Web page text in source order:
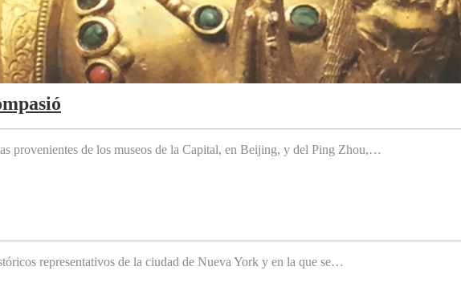
provenientes de los museos de la Capital, en Beijing, y del Ping Zhou,…
representativos de la ciudad de Nueva York y en la que se…